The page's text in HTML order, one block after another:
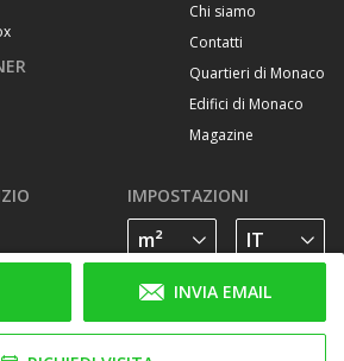
INVIA EMAIL
Chi siamo
Contatti
Quartieri di Monaco
Edifici di Monaco
Magazine
IMPOSTAZIONI
SEGUICI SU